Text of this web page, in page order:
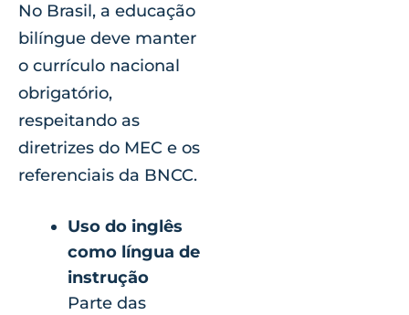
No Brasil, a educação
bilíngue deve manter
o currículo nacional
obrigatório,
respeitando as
diretrizes do MEC e os
referenciais da BNCC.
Uso do inglês
como língua de
instrução
Parte das